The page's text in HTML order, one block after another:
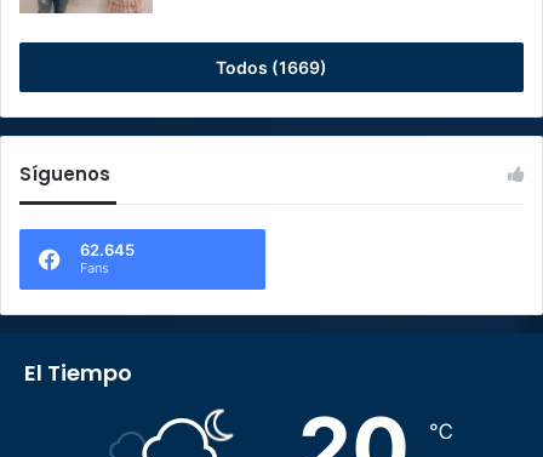
Todos (1669)
Síguenos
62.645
Fans
El Tiempo
℃